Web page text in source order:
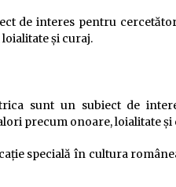
de interes pentru
și curaj.
sunt un subiect de
precum onoare, loialitate și
specială în cultura